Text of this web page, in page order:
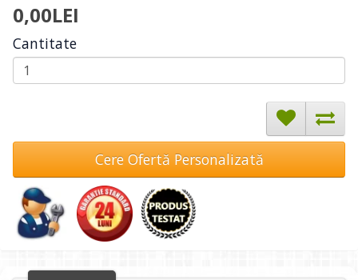
0,00LEI
Cantitate
Cere Ofertă Personalizată